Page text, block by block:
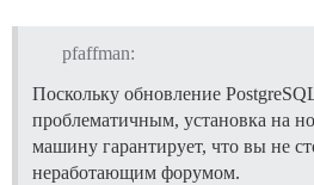
pfaffman:
Поскольку обновление
проблематичным, установка на
машину гарантирует, что вы не
неработающим форумом.